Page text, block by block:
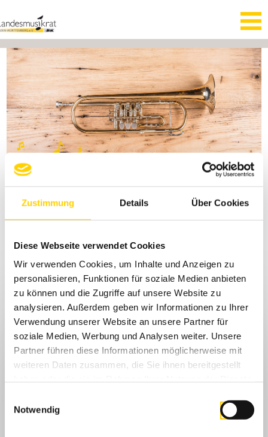
Zustimmung Details Über Cookies
Diese Webseite verwendet Cookies
Wir verwenden Cookies, um Inhalte und Anzeigen zu
personalisieren, Funktionen für soziale Medien anbieten
zu können und die Zugriffe auf unsere Website zu
analysieren. Außerdem geben wir Informationen zu Ihrer
Verwendung unserer Website an unsere Partner für
soziale Medien, Werbung und Analysen weiter. Unsere
Partner führen diese Informationen möglicherweise mit
weiteren Daten zusammen, die Sie ihnen bereitgestellt
Notwendig
VOLKSMUSIK
Volksmusik mit ihren traditionellen Weisen und Tänzen aus den Regionen
Baden-Württembergs verbindet Menschen durch die ansteckende
Spielfreude, die von ihr ausgeht. Der Arbeitskreis „Volksmusik“ im
Landesmusikrat hat seit 2007 zahlreiche Seminare, Musikantenfeste,
Volksmusiktage und das Projekt „Aufspiela beim Wirt“ auf die Beine gestellt.
www.volksmusik-bw.de